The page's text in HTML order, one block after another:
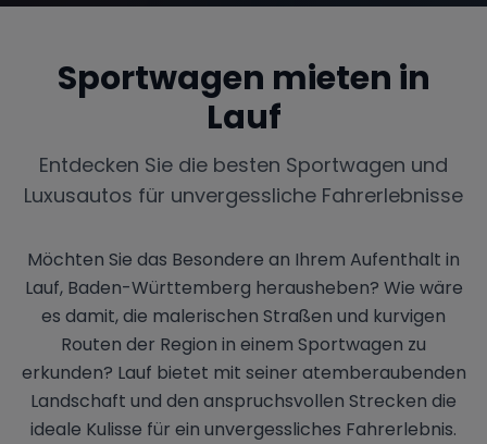
Sportwagen mieten in
Lauf
Entdecken Sie die besten Sportwagen und
Luxusautos für unvergessliche Fahrerlebnisse
Möchten Sie das Besondere an Ihrem Aufenthalt in
Lauf, Baden-Württemberg herausheben? Wie wäre
es damit, die malerischen Straßen und kurvigen
Routen der Region in einem Sportwagen zu
erkunden? Lauf bietet mit seiner atemberaubenden
Landschaft und den anspruchsvollen Strecken die
ideale Kulisse für ein unvergessliches Fahrerlebnis.